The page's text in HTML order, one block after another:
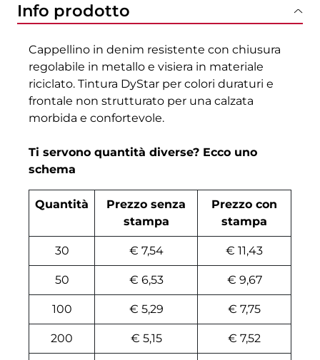
Info prodotto
Cappellino in denim resistente con chiusura
regolabile in metallo e visiera in materiale
riciclato. Tintura DyStar per colori duraturi e
frontale non strutturato per una calzata
morbida e confortevole.
Ti servono quantità diverse? Ecco uno
schema
Quantità
Prezzo senza
stampa
Prezzo con
stampa
30 € 7,54 € 11,43
50 € 6,53 € 9,67
100 € 5,29 € 7,75
200 € 5,15 € 7,52